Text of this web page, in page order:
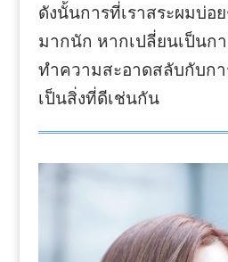
ดังนั้นการที่เราสระผมบ่อ
มากนัก หากเปลี่ยนเป็นก
ทำความสะอาดสลับกับก
เป็นสิ่งที่ดีเช่นกัน